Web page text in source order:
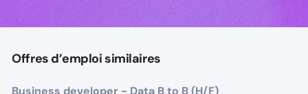
Offres d’emploi similaires
Business developer - Data B to B (H/F)